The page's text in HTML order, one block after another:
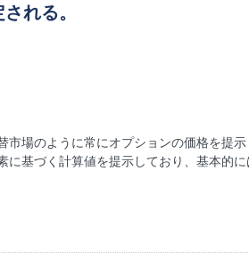
れる。
市場のように常にオプションの価格を提
に基づく計算値を提示しており、基本的